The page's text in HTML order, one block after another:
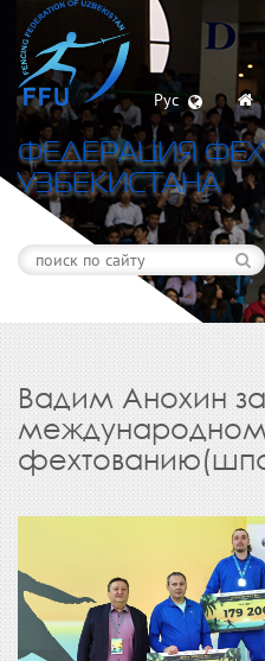
Рус
ФЕДЕРАЦИЯ
УЗБЕКИСТАНА
Вадим Анохин
международном